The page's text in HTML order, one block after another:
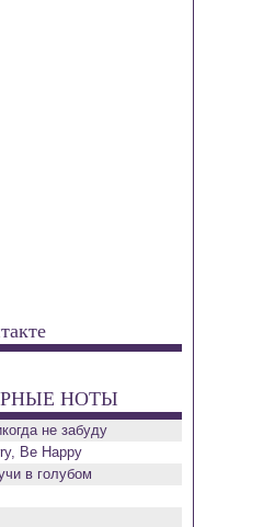
НОТЫ
не забуду
Be Happy
в голубом